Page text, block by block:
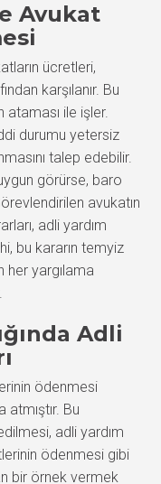
Avukat
ücretleri,
karşılanır. Bu
ile işler.
durumu yetersiz
talep edebilir.
görürse, baro
avukatın
adli yardım
bu kararın temyiz
her yargılama
Adli
ödenmesi
Bu
adli yardım
ödenmesi gibi
bir örnek vermek